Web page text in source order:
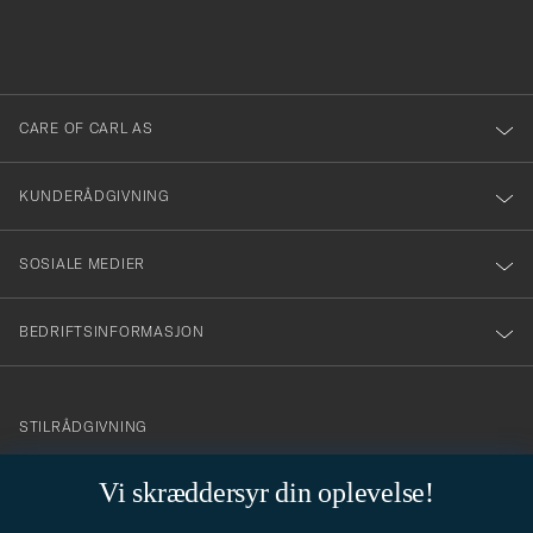
Vi skræddersyr din oplevelse!
dig
till
vårt
nyhetsbrev!
CARE OF CARL AS
KUNDERÅDGIVNING
SOSIALE MEDIER
BEDRIFTSINFORMASJON
info@careofcarl.no
STILRÅDGIVNING